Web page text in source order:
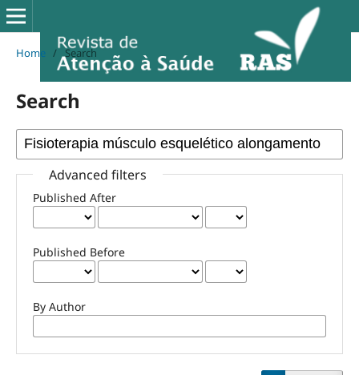
Home / Search
Search
Advanced filters
Published After
Published Before
By Author